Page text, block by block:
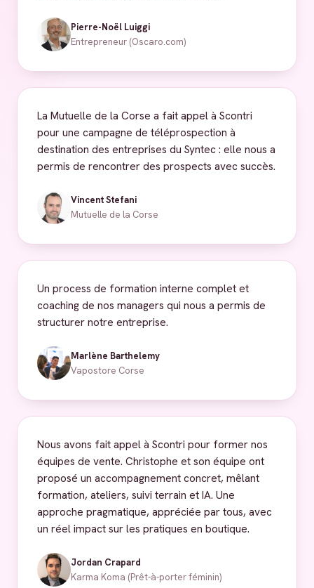
Pierre-Noël Luiggi
Entrepreneur (Oscaro.com)
La Mutuelle de la Corse a fait appel à Scontri
pour une campagne de téléprospection à
destination des entreprises du Syntec : elle nous a
permis de rencontrer des prospects avec succès.
Vincent Stefani
Mutuelle de la Corse
Un process de formation interne complet et
coaching de nos managers qui nous a permis de
structurer notre entreprise.
Marlène Barthelemy
Vapostore Corse
Nous avons fait appel à Scontri pour former nos
équipes de vente. Christophe et son équipe ont
proposé un accompagnement concret, mêlant
formation, ateliers, suivi terrain et IA. Une
approche pragmatique, appréciée par tous, avec
un réel impact sur les pratiques en boutique.
Jordan Crapard
Karma Koma (Prêt-à-porter féminin)